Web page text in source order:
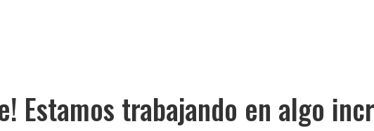
Estamos trabajando en algo